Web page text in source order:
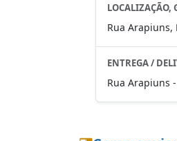
LOCALIZAÇÃO,
Rua Arapiuns,
ENTREGA /
Rua Arapiuns